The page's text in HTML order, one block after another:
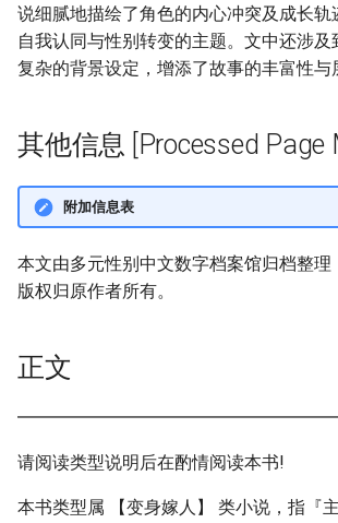
说细腻地描绘了角色的内心冲突及成长轨
自我认同与性别转变的主题。文中还涉及
复杂的背景设定，增添了故事的丰富性与
其他信息 [Processed Page
附加信息表
本文由多元性别中文数字档案馆归档整理
版权归原作者所有。
正文
请阅读类型说明后在酌情阅读本书!
本书类型属 【变身嫁人】 类小说，指『